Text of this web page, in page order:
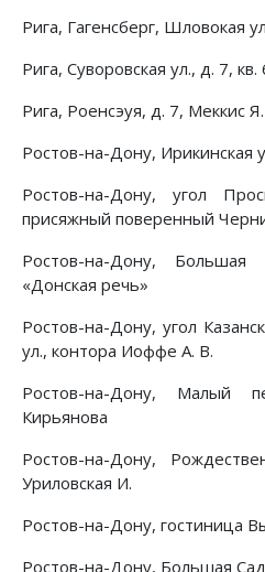
Рига, Гагенсберг, Шловокая
Рига, Суворовская ул., д. 7,
Рига, Роенсэуя, д. 7, Меккис
Ростов-на-Дону, Ирикинская
Ростов-на-Дону, угол
присяжный поверенный
Ростов-на-Дону, Большая
«Донская речь»
Ростов-на-Дону, угол
ул., контора Иоффе А. В.
Ростов-на-Дону, Малый
Кирьянова
Ростов-на-Дону,
Уриловская И.
Ростов-на-Дону, гостиница
Ростов-на-Дону, Большая